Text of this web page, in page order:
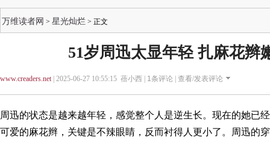
万维读者网 > 星光灿烂 > 正文
51岁周迅太显年轻 扎麻花辫
www.creaders.net| 2025-06-27 10:55:15 蓓小西 | 1条评论 | 查看/发表评论
周迅的状态是越来越年轻，感觉整个人是逆生长。现在的她已
可爱的麻花辫，关键是不辣眼睛，反而衬得人更小了。周迅的